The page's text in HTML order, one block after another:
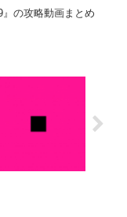
』の攻略動画まとめ